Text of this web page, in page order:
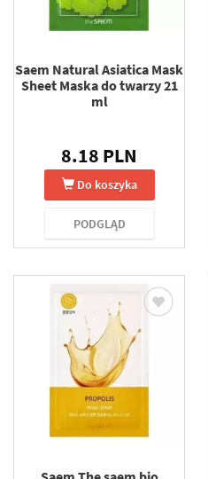
Saem Natural Asiatica Mask
Sheet Maska do twarzy 21
ml
8.18 PLN
Do koszyka
PODGLĄD